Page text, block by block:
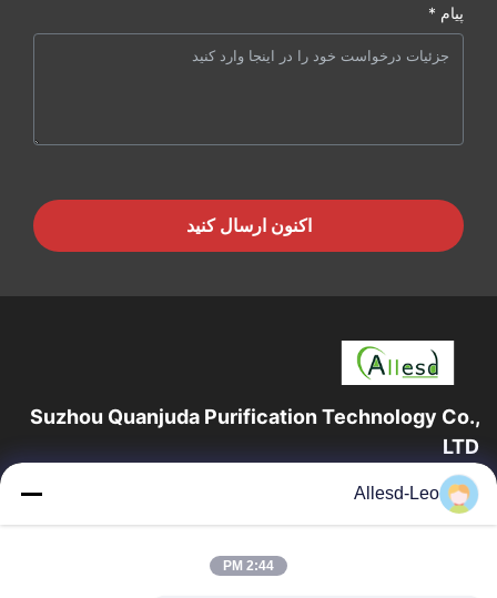
پیام *
اکنون ارسال کنید
Suzhou Quanjuda Purification Technology Co.,
LTD
16 سال تجربه، به عنوان یک تولید کننده و صادر کننده پیشرو محصولات
Allesd-Leo
2:44 PM